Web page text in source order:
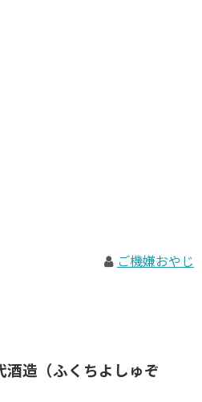
ご機嫌おやじ
造（ふくちよしゅぞ